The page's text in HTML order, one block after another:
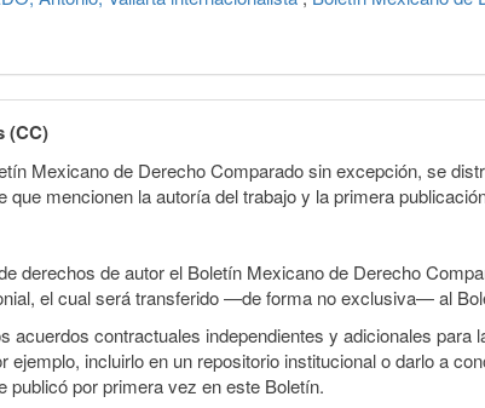
(CC)
Mexicano de Derecho Comparado sin excepción, se
que mencionen la autoría del trabajo y la primera
derechos de autor el Boletín Mexicano de Derecho
el cual será transferido —de forma no exclusiva— al
acuerdos contractuales independientes y adicionales
incluirlo en un repositorio institucional o darlo a
por primera vez en este Boletín.